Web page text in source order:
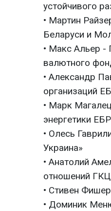
устойчивого
• Мартин
Беларуси и
• Макс Альер -
валютного
• Александр
организаций
• Марк
энергетики
• Олесь
Украина»
• Анатолий
отношений
• Стивен
• Доминик